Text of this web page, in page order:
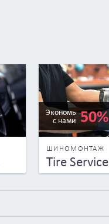
Экономь
с нами 50%
ШИНОМОНТАЖ
Tire Service